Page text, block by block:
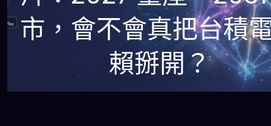
市，會不會真把台積
賴掰開？